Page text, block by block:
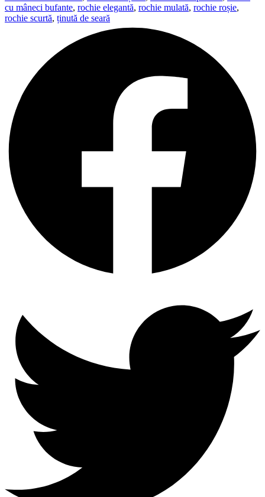
cu mâneci bufante, rochie elegantă, rochie mulată, rochie roșie,
rochie scurtă, ținută de seară